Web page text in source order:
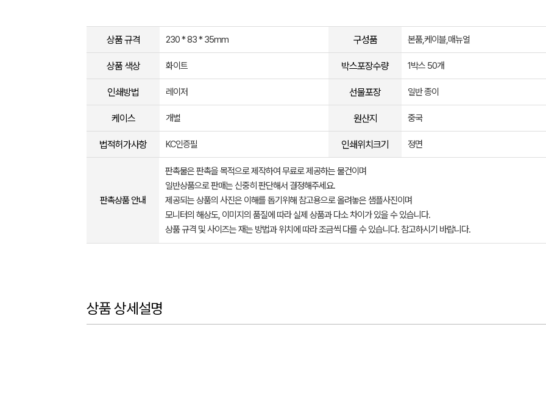
상품 규격 230 * 83 * 35mm 구성품 본품,케이블,매뉴얼
상품 색상 화이트 박스포장수량 1박스 50개
인쇄방법 레이저 선물포장 일반 종이
케이스 개별 원산지 중국
법적허가사항 KC인증필 인쇄위치크기 정면
판촉상품 안내
판촉물은 판촉을 목적으로 제작하여 무료로 제공하는 물건이며
일반상품으로 판매는 신중히 판단해서 결정해주세요.
제공되는 상품의 사진은 이해를 돕기위해 참고용으로 올려놓은 샘플사진이며
모니터의 해상도, 이미지의 품질에 따라 실제 상품과 다소 차이가 있을 수 있습니다.
상품 규격 및 사이즈는 재는 방법과 위치에 따라 조금씩 다를 수 있습니다. 참고하시기 바랍니다.
상품 상세설명